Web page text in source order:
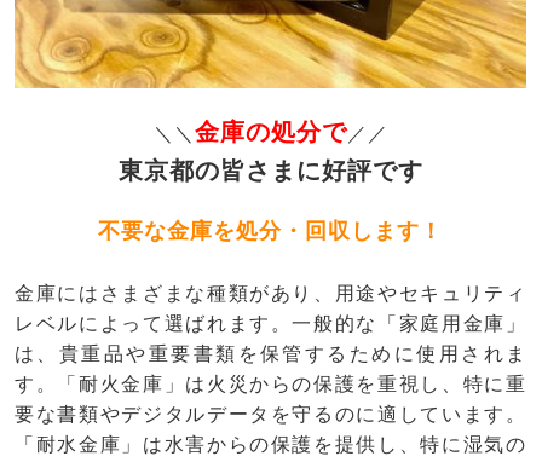
＼＼ 金庫の処分で／／
東京都の皆さまに好評です
不要な金庫を処分・回収します！
金庫にはさまざまな種類があり、用途やセキュリティ
レベルによって選ばれます。一般的な「家庭用金庫」
は、貴重品や重要書類を保管するために使用されま
す。「耐火金庫」は火災からの保護を重視し、特に重
要な書類やデジタルデータを守るのに適しています。
「耐水金庫」は水害からの保護を提供し、特に湿気の